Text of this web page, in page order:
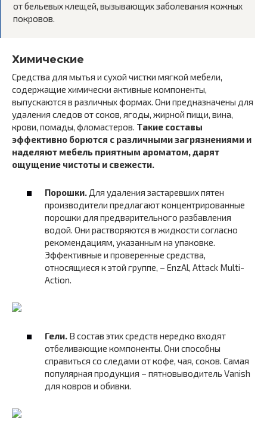
от бельевых клещей, вызывающих заболевания кожных
покровов.
Химические
Средства для мытья и сухой чистки мягкой мебели,
содержащие химически активные компоненты,
выпускаются в различных формах. Они предназначены для
удаления следов от соков, ягоды, жирной пищи, вина,
крови, помады, фломастеров. Такие составы
эффективно борются с различными загрязнениями и
наделяют мебель приятным ароматом, дарят
ощущение чистоты и свежести.
Порошки. Для удаления застаревших пятен
производители предлагают концентрированные
порошки для предварительного разбавления
водой. Они растворяются в жидкости согласно
рекомендациям, указанным на упаковке.
Эффективные и проверенные средства,
относящиеся к этой группе, – EnzAl, Attack Multi-
Action.
Гели. В состав этих средств нередко входят
отбеливающие компоненты. Они способны
справиться со следами от кофе, чая, соков. Самая
популярная продукция – пятновыводитель Vanish
для ковров и обивки.